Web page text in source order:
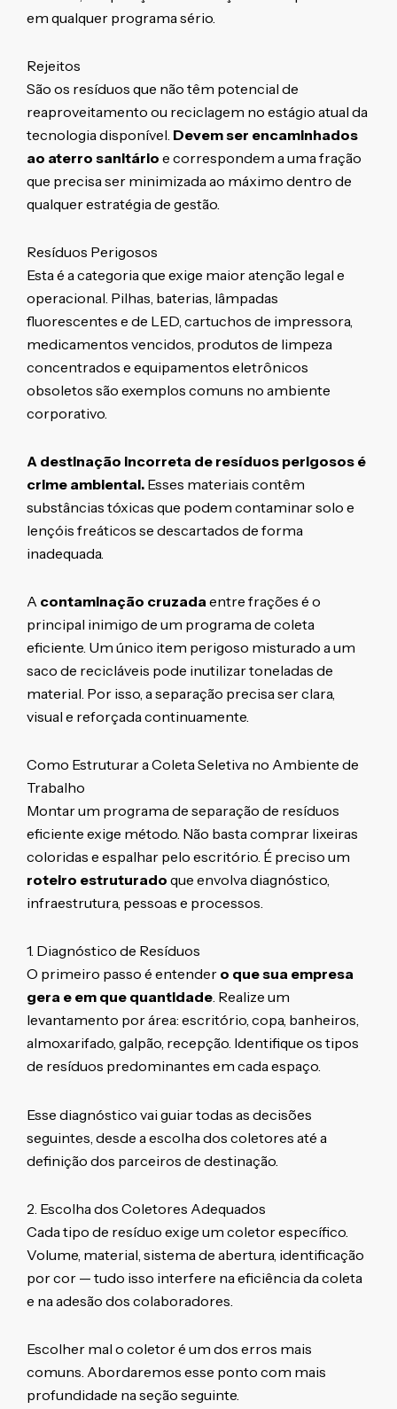
em qualquer programa sério.
Rejeitos
São os resíduos que não têm potencial de
reaproveitamento ou reciclagem no estágio atual da
tecnologia disponível. Devem ser encaminhados
ao aterro sanitário e correspondem a uma fração
que precisa ser minimizada ao máximo dentro de
qualquer estratégia de gestão.
Resíduos Perigosos
Esta é a categoria que exige maior atenção legal e
operacional. Pilhas, baterias, lâmpadas
fluorescentes e de LED, cartuchos de impressora,
medicamentos vencidos, produtos de limpeza
concentrados e equipamentos eletrônicos
obsoletos são exemplos comuns no ambiente
corporativo.
A destinação incorreta de resíduos perigosos é
crime ambiental.Esses materiais contêm
substâncias tóxicas que podem contaminar solo e
lençóis freáticos se descartados de forma
inadequada.
A contaminação cruzadaentre frações é o
principal inimigo de um programa de coleta
eficiente. Um único item perigoso misturado a um
saco de recicláveis pode inutilizar toneladas de
material. Por isso, a separação precisa ser clara,
visual e reforçada continuamente.
Como Estruturar a Coleta Seletiva no Ambiente de
Trabalho
Montar um programa de separação de resíduos
eficiente exige método. Não basta comprar lixeiras
coloridas e espalhar pelo escritório. É preciso um
roteiro estruturado que envolva diagnóstico,
infraestrutura, pessoas e processos.
1. Diagnóstico de Resíduos
O primeiro passo é entender o que sua empresa
gera e em que quantidade. Realize um
levantamento por área: escritório, copa, banheiros,
almoxarifado, galpão, recepção. Identifique os tipos
de resíduos predominantes em cada espaço.
Esse diagnóstico vai guiar todas as decisões
seguintes, desde a escolha dos coletores até a
definição dos parceiros de destinação.
2. Escolha dos Coletores Adequados
Cada tipo de resíduo exige um coletor específico.
Volume, material, sistema de abertura, identificação
por cor — tudo isso interfere na eficiência da coleta
e na adesão dos colaboradores.
Escolher mal o coletor é um dos erros mais
comuns. Abordaremos esse ponto com mais
profundidade na seção seguinte.